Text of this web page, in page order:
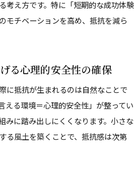
考え方です。特に「短期的な成功体験
モチベーションを高め、抵抗を減ら
る心理的安全性の確保
に抵抗が生まれるのは自然なことで
える環境＝心理的安全性」が整ってい
みに踏み出しにくくなります。小さな
る風土を築くことで、抵抗感は次第